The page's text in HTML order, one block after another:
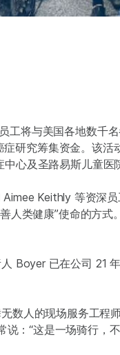
工将与美国各地数千
症研究筹集资金。该
心及圣路易斯儿童医
Keithly 等资深
人类健康”使命的方式。
Boyer 已在公司 21
数人的现场服务工
：“这是一场骑行，